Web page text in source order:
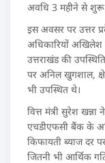
अवधि 3 महीने से शुरू
इस अवसर पर उत्तर
अधिकारियों अखिलेश
उत्तराखंड की
पर अनिल खुगशाल,
भी उपस्थित थे।
वित्त मंत्री सुरेश
एचडीएफसी बैंक के
किफायती ब्याज दर
जितनी भी आर्थिक